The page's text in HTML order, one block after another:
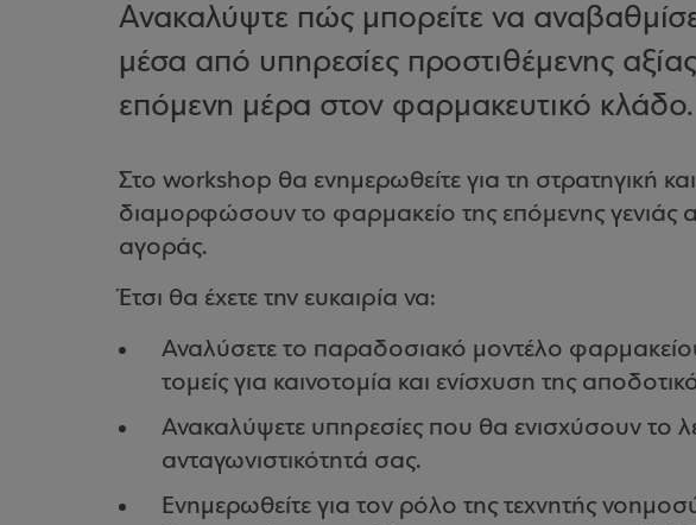
Ανακαλύψτε πώς μπορείτε να
μέσα από υπηρεσίες προστιθέμενης
επόμενη μέρα στον φαρμακευτικό κλάδο.
Στο workshop θα ενημερωθείτε για τη στρατηγική και
διαμορφώσουν το φαρμακείο της επόμενης γενιάς
αγοράς.
Έτσι θα έχετε την ευκαιρία να:
Αναλύσετε το παραδοσιακό μοντέλο
τομείς για καινοτομία και ενίσχυση της
Ανακαλύψετε υπηρεσίες που θα ενισχύσουν το
ανταγωνιστικότητά σας.
Ενημερωθείτε για τον ρόλο της τεχνητής